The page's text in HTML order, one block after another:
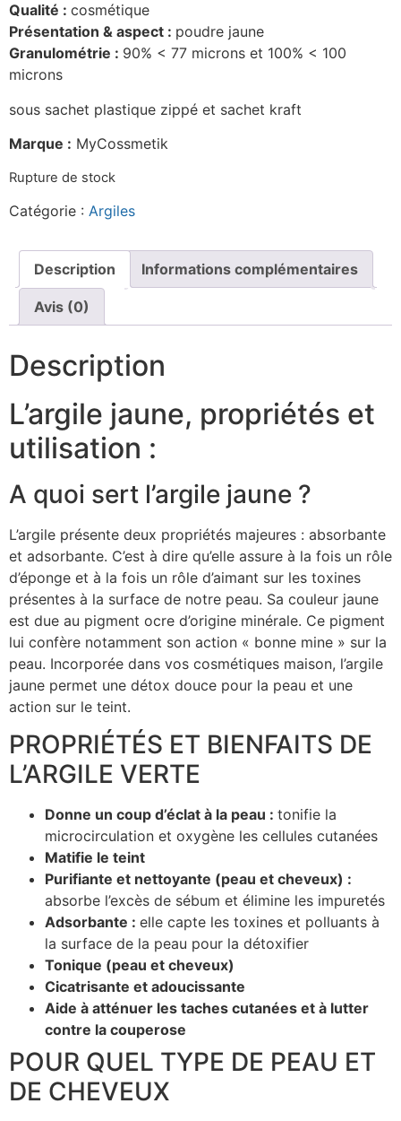
Qualité : cosmétique
Présentation & aspect : poudre jaune
Granulométrie : 90% < 77 microns et 100% < 100
microns
sous sachet plastique zippé et sachet kraft
Marque : MyCossmetik
Rupture de stock
Catégorie : Argiles
Description Informations complémentaires
Avis (0)
Description
L’argile jaune, propriétés et
utilisation :
A quoi sert l’argile jaune ?
L’argile présente deux propriétés majeures : absorbante
et adsorbante. C’est à dire qu’elle assure à la fois un rôle
d’éponge et à la fois un rôle d’aimant sur les toxines
présentes à la surface de notre peau. Sa couleur jaune
est due au pigment ocre d’origine minérale. Ce pigment
lui confère notamment son action « bonne mine » sur la
peau. Incorporée dans vos cosmétiques maison, l’argile
jaune permet une détox douce pour la peau et une
action sur le teint.
PROPRIÉTÉS ET BIENFAITS DE
L’ARGILE VERTE
Donne un coup d’éclat à la peau : tonifie la
microcirculation et oxygène les cellules cutanées
Matifie le teint
Purifiante et nettoyante (peau et cheveux) :
absorbe l’excès de sébum et élimine les impuretés
Adsorbante : elle capte les toxines et polluants à
la surface de la peau pour la détoxifier
Tonique (peau et cheveux)
Cicatrisante et adoucissante
Aide à atténuer les taches cutanées et à lutter
contre la couperose
POUR QUEL TYPE DE PEAU ET
DE CHEVEUX